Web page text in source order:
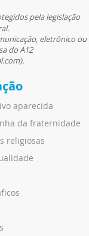
pela legislação
eletrônico ou
do A12
aparecida
da fraternidade
religiosas